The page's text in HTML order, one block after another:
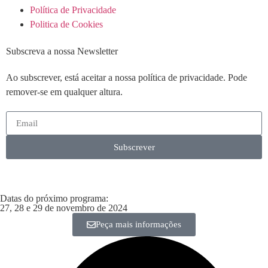
Política de Privacidade
Politica de Cookies
Subscreva a nossa Newsletter
Ao subscrever, está aceitar a nossa política de privacidade. Pode
remover-se em qualquer altura.
Subscrever
Datas do próximo programa:
27, 28 e 29 de novembro de 2024
Peça mais informações